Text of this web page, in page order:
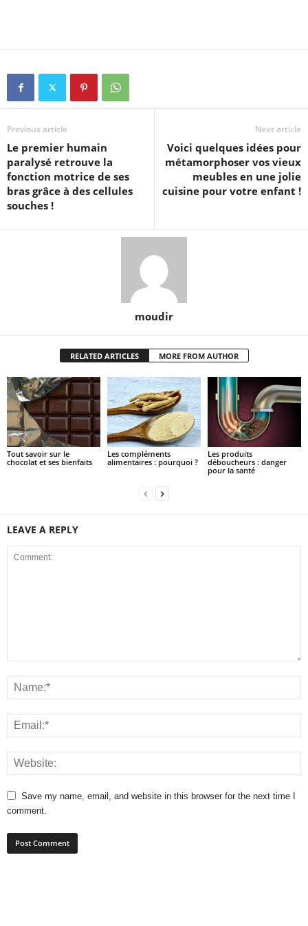
Previous article
Le premier humain
paralysé retrouve la
fonction motrice de ses
bras grâce à des cellules
souches !
Next article
Voici quelques idées pour
métamorphoser vos vieux
meubles en une jolie
cuisine pour votre enfant !
moudir
RELATED ARTICLES MORE FROM AUTHOR
Tout savoir sur le
chocolat et ses bienfaits
Les compléments
alimentaires : pourquoi ?
Les produits
déboucheurs : danger
pour la santé
LEAVE A REPLY
Save my name, email, and website in this browser for the next time I
comment.